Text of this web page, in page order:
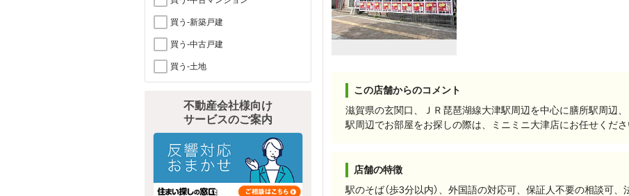
買う-新築戸建
買う-中古戸建
買う-土地
不動産会社様向け
サービスのご案内
この店舗からのコメント
滋賀県の玄関口、ＪＲ琵琶湖線大津駅周辺を中心に膳所駅周辺
駅周辺でお部屋をお探しの際は、ミニミニ大津店にお任せくださ
店舗の特徴
駅のそば（歩3分以内）、外国語の対応可、保証人不要の相談可、